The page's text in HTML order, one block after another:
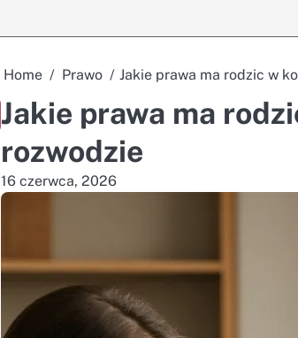
Home Prawo Jakie prawa ma rodzic w
Jakie prawa ma
rozwodzie
16 czerwca, 2026